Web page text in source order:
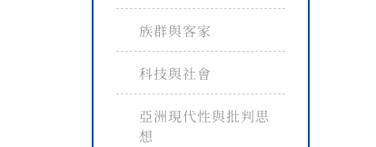
族群與客家
科技與社會
亞洲現代性與批判思
想